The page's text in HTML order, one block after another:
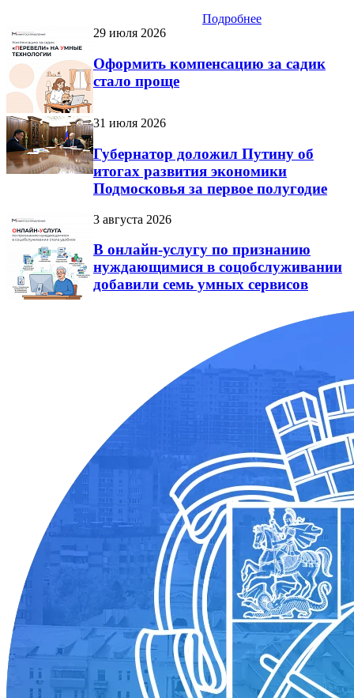
Подробнее
29 июля 2026
Оформить компенсацию за садик
стало проще
31 июля 2026
Губернатор доложил Путину об
итогах развития экономики
Подмосковья за первое полугодие
3 августа 2026
В онлайн-услугу по признанию
нуждающимися в соцобслуживании
добавили семь умных сервисов